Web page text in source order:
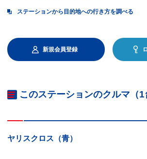
ステーションから目的地への行き方を調べる
新規会員登録
このステーションのクルマ（1
ヤリスクロス（青）